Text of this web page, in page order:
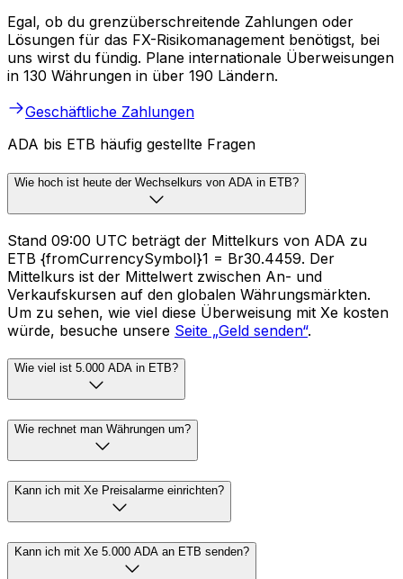
Egal, ob du grenzüberschreitende Zahlungen oder
Lösungen für das FX-Risikomanagement benötigst, bei
uns wirst du fündig. Plane internationale Überweisungen
in 130 Währungen in über 190 Ländern.
Geschäftliche Zahlungen
ADA bis ETB häufig gestellte Fragen
Wie hoch ist heute der Wechselkurs von ADA in ETB?
Stand 09:00 UTC beträgt der Mittelkurs von ADA zu
ETB {fromCurrencySymbol}1 = Br30.4459. Der
Mittelkurs ist der Mittelwert zwischen An- und
Verkaufskursen auf den globalen Währungsmärkten.
Um zu sehen, wie viel diese Überweisung mit Xe kosten
würde, besuche unsere Seite „Geld senden“.
Wie viel ist 5.000 ADA in ETB?
Wie rechnet man Währungen um?
Kann ich mit Xe Preisalarme einrichten?
Kann ich mit Xe 5.000 ADA an ETB senden?